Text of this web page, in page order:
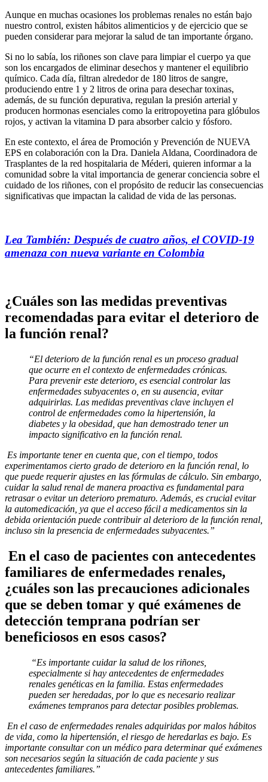
Aunque en muchas ocasiones los problemas renales no están bajo
nuestro control, existen hábitos alimenticios y de ejercicio que se
pueden considerar para mejorar la salud de tan importante órgano.
Si no lo sabía, los riñones son clave para limpiar el cuerpo ya que
son los encargados de eliminar desechos y mantener el equilibrio
químico. Cada día, filtran alrededor de 180 litros de sangre,
produciendo entre 1 y 2 litros de orina para desechar toxinas,
además, de su función depurativa, regulan la presión arterial y
producen hormonas esenciales como la eritropoyetina para glóbulos
rojos, y activan la vitamina D para absorber calcio y fósforo.
En este contexto, el área de Promoción y Prevención de NUEVA
EPS en colaboración con la Dra. Daniela Aldana, Coordinadora de
Trasplantes de la red hospitalaria de Méderi, quieren informar a la
comunidad sobre la vital importancia de generar conciencia sobre el
cuidado de los riñones, con el propósito de reducir las consecuencias
significativas que impactan la calidad de vida de las personas.
Lea También: Después de cuatro años, el COVID-19
amenaza con nueva variante en Colombia
¿Cuáles son las medidas preventivas
recomendadas para evitar el deterioro de
la función renal?
“El deterioro de la función renal es un proceso gradual
que ocurre en el contexto de enfermedades crónicas.
Para prevenir este deterioro, es esencial controlar las
enfermedades subyacentes o, en su ausencia, evitar
adquirirlas. Las medidas preventivas clave incluyen el
control de enfermedades como la hipertensión, la
diabetes y la obesidad, que han demostrado tener un
impacto significativo en la función renal.
Es importante tener en cuenta que, con el tiempo, todos
experimentamos cierto grado de deterioro en la función renal, lo
que puede requerir ajustes en las fórmulas de cálculo. Sin embargo,
cuidar la salud renal de manera proactiva es fundamental para
retrasar o evitar un deterioro prematuro. Además, es crucial evitar
la automedicación, ya que el acceso fácil a medicamentos sin la
debida orientación puede contribuir al deterioro de la función renal,
incluso sin la presencia de enfermedades subyacentes.”
En el caso de pacientes con antecedentes
familiares de enfermedades renales,
¿cuáles son las precauciones adicionales
que se deben tomar y qué exámenes de
detección temprana podrían ser
beneficiosos en esos casos?
“Es importante cuidar la salud de los riñones,
especialmente si hay antecedentes de enfermedades
renales genéticas en la familia. Estas enfermedades
pueden ser heredadas, por lo que es necesario realizar
exámenes tempranos para detectar posibles problemas.
En el caso de enfermedades renales adquiridas por malos hábitos
de vida, como la hipertensión, el riesgo de heredarlas es bajo. Es
importante consultar con un médico para determinar qué exámenes
son necesarios según la situación de cada paciente y sus
antecedentes familiares.”